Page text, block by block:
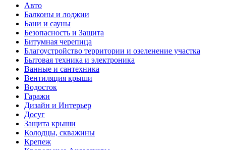
Авто
Балконы и лоджии
Бани и сауны
Безопасность и Защита
Битумная черепица
Благоустройство территории и озеленение участка
Бытовая техника и электроника
Ванные и сантехника
Вентиляция крыши
Водосток
Гаражи
Дизайн и Интерьер
Досуг
Защита крыши
Колодцы, скважины
Крепеж